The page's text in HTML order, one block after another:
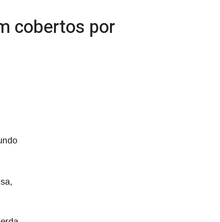
cobertos por